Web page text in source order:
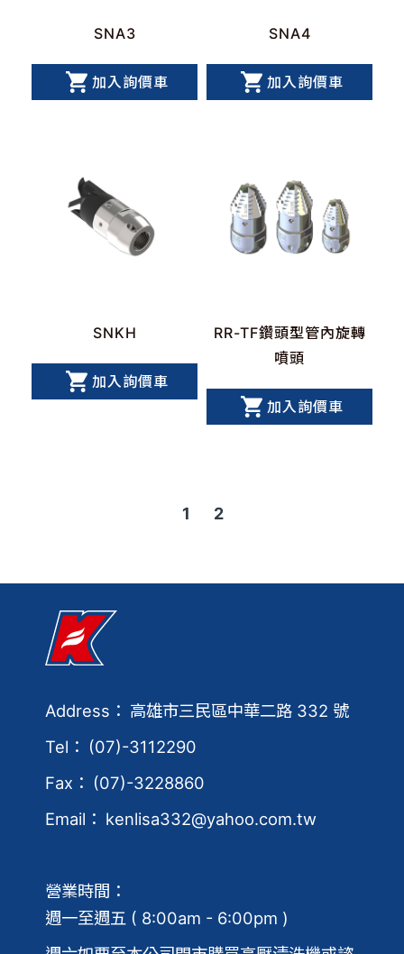
SNA3
加入詢價車
SNA4
加入詢價車
SNKH
加入詢價車
RR-TF鑽頭型管內旋轉
噴頭
加入詢價車
1 2
Address： 高雄市三民區中華二路 332 號
Tel： (07)-3112290
Fax： (07)-3228860
Email： kenlisa332@yahoo.com.tw
營業時間：
週一至週五 ( 8:00am - 6:00pm )